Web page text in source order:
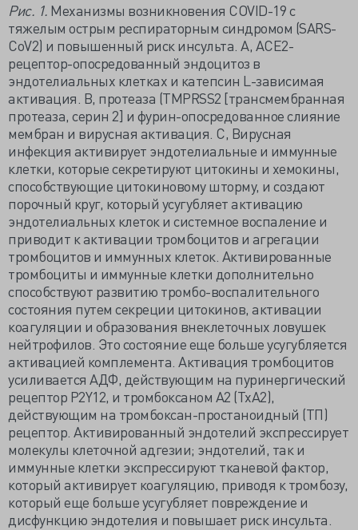
Рис. 1. Механизмы возникновения COVID-19 с
тяжелым острым респираторным синдромом (SARS-
CoV2) и повышенный риск инсульта. A, ACE2-
рецептор-опосредованный эндоцитоз в
эндотелиальных клетках и катепсин L-зависимая
активация. B, протеаза (TMPRSS2 [трансмембранная
протеаза, серин 2] и фурин-опосредованное слияние
мембран и вирусная активация. C, Вирусная
инфекция активирует эндотелиальные и иммунные
клетки, которые секретируют цитокины и хемокины,
способствующие цитокиновому шторму, и создают
порочный круг, который усугубляет активацию
эндотелиальных клеток и системное воспаление и
приводит к активации тромбоцитов и агрегации
тромбоцитов и иммунных клеток. Активированные
тромбоциты и иммунные клетки дополнительно
способствуют развитию тромбо-воспалительного
состояния путем секреции цитокинов, активации
коагуляции и образования внеклеточных ловушек
нейтрофилов. Это состояние еще больше усугубляется
активацией комплемента. Активация тромбоцитов
усиливается АДФ, действующим на пуринергический
рецептор P2Y12, и тромбоксаном А2 (TxA2),
действующим на тромбоксан-простаноидный (ТП)
рецептор. Активированный эндотелий экспрессирует
молекулы клеточной адгезии; эндотелий, так и
иммунные клетки экспрессируют тканевой фактор,
который активирует коагуляцию, приводя к тромбозу,
который еще больше усугубляет повреждение и
дисфункцию эндотелия и повышает риск инсульта.